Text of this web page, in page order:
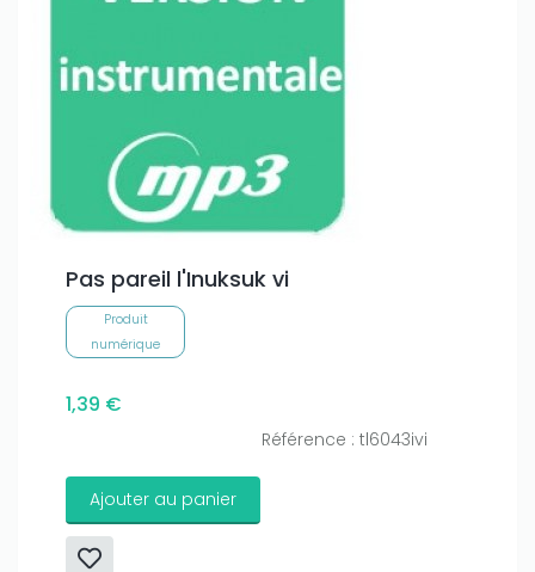
Pas pareil l'Inuksuk vi
Produit
numérique
1,39 €
Référence : tl6043ivi
Ajouter au panier